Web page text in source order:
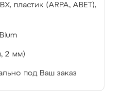
пластик (ARPA, ABET),
2 мм)
под Ваш заказ